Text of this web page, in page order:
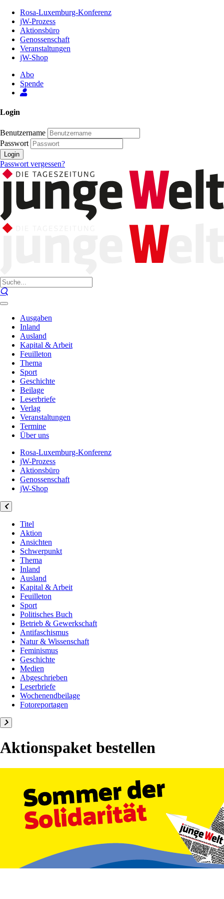
Inhalt
Seite
Rosa-Luxemburg-Konferenz
jW-Prozess
Aktionsbüro
Genossenschaft
Veranstaltungen
jW-Shop
Abo
Spende
Login
Benutzername
Passwort
Login
Passwort vergessen?
Ausgaben
Inland
Ausland
Kapital & Arbeit
Feuilleton
Thema
Sport
Geschichte
Beilage
Leserbriefe
Verlag
Veranstaltungen
Termine
Über uns
Rosa-Luxemburg-Konferenz
jW-Prozess
Aktionsbüro
Genossenschaft
jW-Shop
Titel
Aktion
Ansichten
Schwerpunkt
Thema
Inland
Ausland
Kapital & Arbeit
Feuilleton
Sport
Politisches Buch
Betrieb & Gewerkschaft
Antifaschismus
Natur & Wissenschaft
Feminismus
Geschichte
Medien
Abgeschrieben
Leserbriefe
Wochenendbeilage
Fotoreportagen
Aktionspaket bestellen